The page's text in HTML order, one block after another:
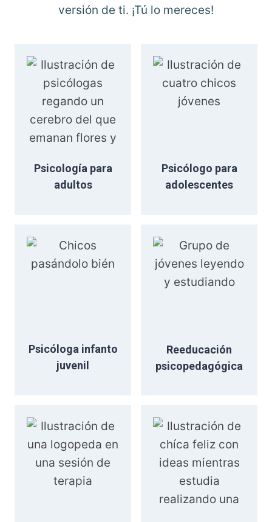
versión de ti. ¡Tú lo mereces!
Psicología para
adultos
Psicólogo para
adolescentes
Psicóloga infanto
juvenil
Reeducación
psicopedagógica